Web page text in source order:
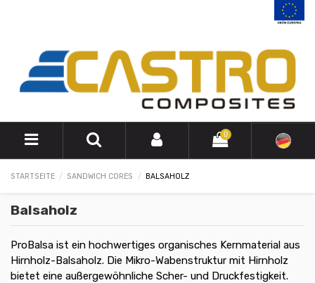
0
STARTSEITE SANDWICH CORES BALSAHOLZ
Balsaholz
ProBalsa ist ein hochwertiges organisches Kernmaterial aus
Hirnholz-Balsaholz. Die Mikro-Wabenstruktur mit Hirnholz
bietet eine außergewöhnliche Scher- und Druckfestigkeit.